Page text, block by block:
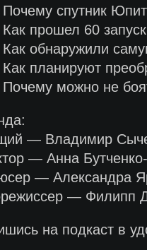
спутник
прошел 60
обнаружили
планируют
можно не
— Владимир
— Анна
— Александра
— Филипп
на подкаст в